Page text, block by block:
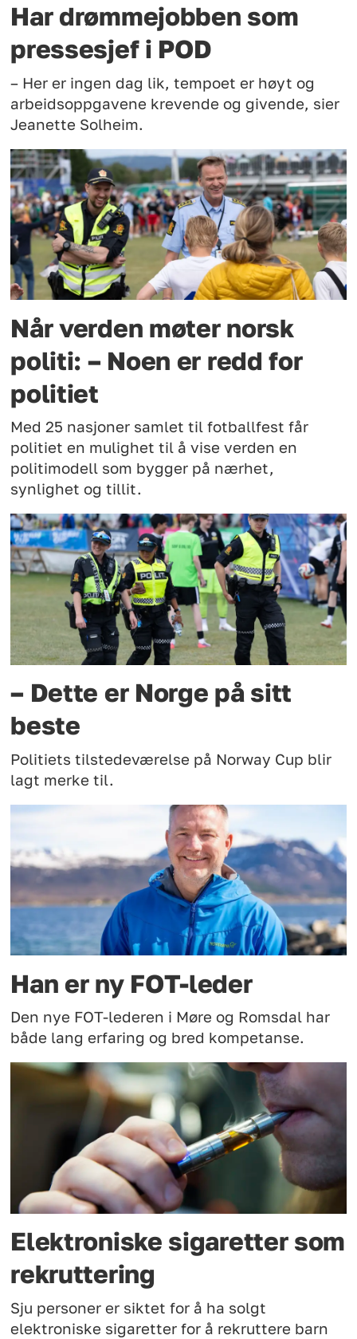
Har drømmejobben som
pressesjef i POD
– Her er ingen dag lik, tempoet er høyt og
arbeidsoppgavene krevende og givende, sier
Jeanette Solheim.
Når verden møter norsk
politi: – Noen er redd for
politiet
Med 25 nasjoner samlet til fotballfest får
politiet en mulighet til å vise verden en
politimodell som bygger på nærhet,
synlighet og tillit.
– Dette er Norge på sitt
beste
Politiets tilstedeværelse på Norway Cup blir
lagt merke til.
Han er ny FOT-leder
Den nye FOT-lederen i Møre og Romsdal har
både lang erfaring og bred kompetanse.
Elektroniske sigaretter som
rekruttering
Sju personer er siktet for å ha solgt
elektroniske sigaretter for å rekruttere barn